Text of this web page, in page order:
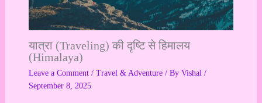
यात्रा (Traveling) की दृष्टि से हिमालय
(Himalaya)
Leave a Comment / Travel & Adventure/ By Vishal /
September 8, 2025